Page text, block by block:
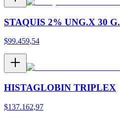
STAQUIS 2% UNG.X 30 G.
$99.459,54
HISTAGLOBIN TRIPLEX
$137.162,97